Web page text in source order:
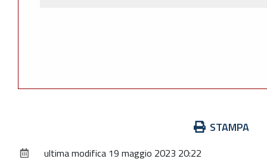
documento
STAMPA
ultima modifica 19 maggio 2023 20:22